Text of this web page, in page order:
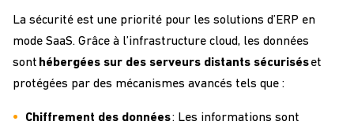
La sécurité est une priorité pour les solutions d’ERP en
mode SaaS. Grâce à l’infrastructure cloud, les données
sont hébergées sur des serveurs distants sécuriséset
protégées par des mécanismes avancés tels que :
Chiffrement des données: Les informations sont